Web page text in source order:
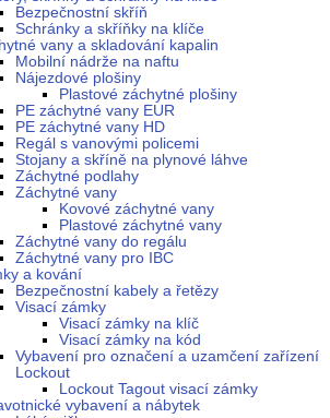
Bezpečnostní skříň
Schránky a skříňky na klíče
vany a skladování kapalin
Mobilní nádrže na naftu
Nájezdové plošiny
Plastové záchytné plošiny
PE záchytné vany EUR
PE záchytné vany HD
Regál s vanovými policemi
Stojany a skříně na plynové láhve
Záchytné podlahy
Záchytné vany
Kovové záchytné vany
Plastové záchytné vany
Záchytné vany do regálu
Záchytné vany pro IBC
a kování
Bezpečnostní kabely a řetězy
Visací zámky
Visací zámky na klíč
Visací zámky na kód
Vybavení pro označení a uzamčení zařízení
Lockout
Lockout Tagout visací zámky
vybavení a nábytek